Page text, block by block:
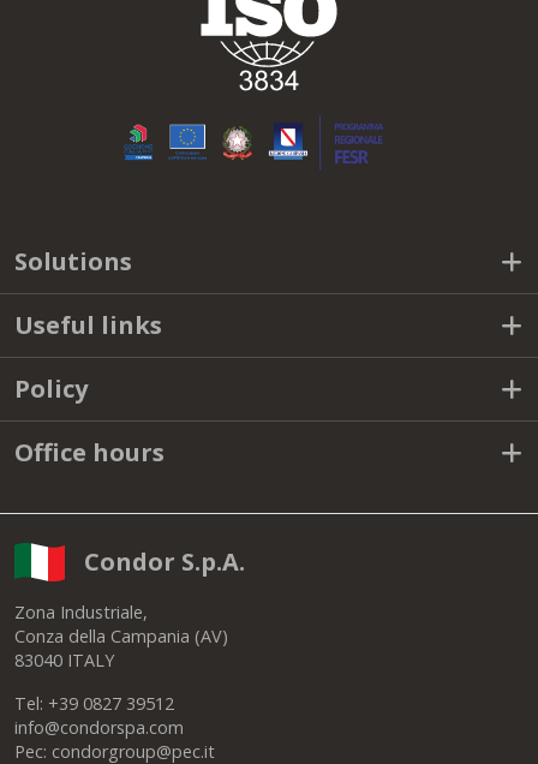
Solutions
Useful links
Policy
Office hours
Condor S.p.A.
Zona Industriale,
Conza della Campania (AV)
83040 ITALY
Tel: +39 0827 39512
info@condorspa.com
Pec: condorgroup@pec.it